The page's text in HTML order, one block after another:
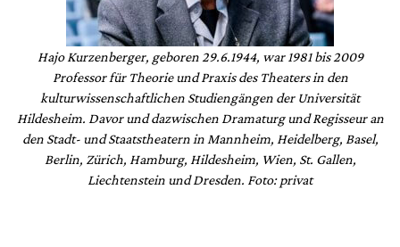
Hajo Kurzenberger, geboren 29.6.1944, war 1981 bis 2009
Professor für Theorie und Praxis des Theaters in den
kulturwissenschaftlichen Studiengängen der Universität
Hildesheim. Davor und dazwischen Dramaturg und Regisseur an
den Stadt- und Staatstheatern in Mannheim, Heidelberg, Basel,
Berlin, Zürich, Hamburg, Hildesheim, Wien, St. Gallen,
Liechtenstein und Dresden. Foto: privat